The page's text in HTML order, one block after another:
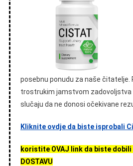
posebnu ponudu za naše čitatelje.
trostrukim jamstvom zadovoljstva
slučaju da ne donosi očekivane
Kliknite ovdje da biste isprobali
koristite OVAJ link da biste dobili
DOSTAVU